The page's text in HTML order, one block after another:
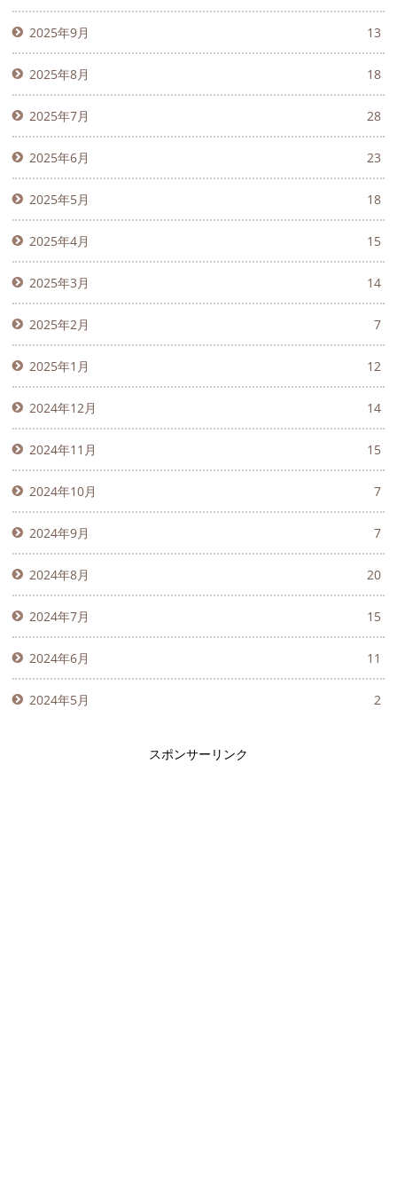
2025年9月 13
2025年8月 18
2025年7月 28
2025年6月 23
2025年5月 18
2025年4月 15
2025年3月 14
2025年2月 7
2025年1月 12
2024年12月 14
2024年11月 15
2024年10月 7
2024年9月 7
2024年8月 20
2024年7月 15
2024年6月 11
2024年5月 2
スポンサーリンク